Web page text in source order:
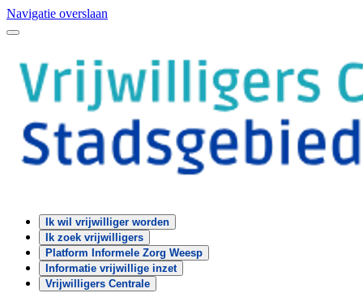
Navigatie overslaan
Ik wil vrijwilliger worden
Ik zoek vrijwilligers
Platform Informele Zorg Weesp
Informatie vrijwillige inzet
Vrijwilligers Centrale